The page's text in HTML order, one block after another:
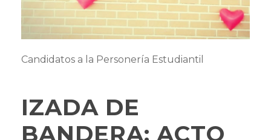
Candidatos a la Personería Estudiantil
IZADA DE
BANDERA: ACTO